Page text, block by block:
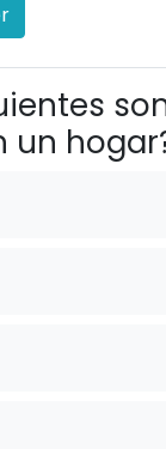
un